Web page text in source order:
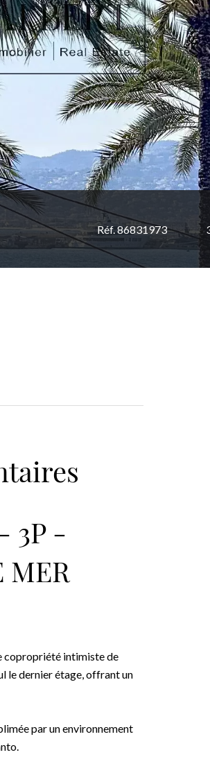
Réf. 86831973
3P -
MER
copropriété intimiste de
le dernier étage, offrant un
par un environnement